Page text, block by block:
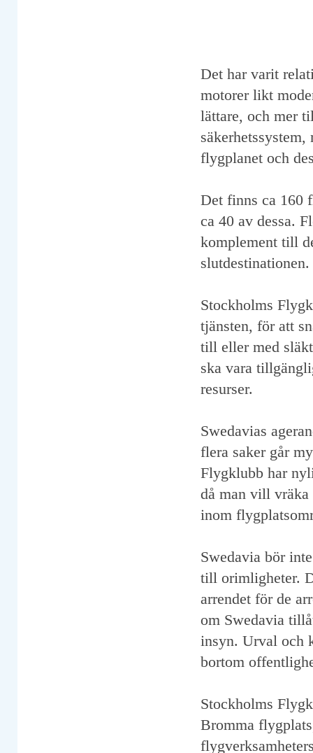
Det har varit
motorer likt
lättare, och mer
flygplanet och
Det finns ca 160
ca 40 av dessa.
komplement till
slutdestinationen.
Stockholms
tjänsten, för att
till eller med
ska vara
resurser.
Swedavias
flera saker går
Flygklubb har
då man vill vräka
inom
Swedavia bör
till orimligheter.
arrendet för de
om Swedavia
insyn. Urval och
bortom
Stockholms
Bromma